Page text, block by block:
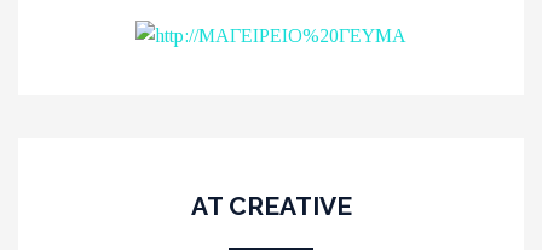
AT CREATIVE